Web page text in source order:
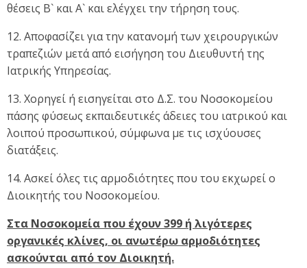
θέσεις Β` και Α` και ελέγχει την τήρηση τους.
12. Αποφασίζει για την κατανομή των χειρουργικών
τραπεζιών μετά από εισήγηση του Διευθυντή της
Ιατρικής Υπηρεσίας.
13. Χορηγεί ή εισηγείται στο Δ.Σ. του Νοσοκομείου
πάσης φύσεως εκπαιδευτικές άδειες του ιατρικού και
λοιπού προσωπικού, σύμφωνα με τις ισχύουσες
διατάξεις.
14. Ασκεί όλες τις αρμοδιότητες που του εκχωρεί ο
Διοικητής του Νοσοκομείου.
Στα Νοσοκομεία που έχουν 399 ή λιγότερες
οργανικές κλίνες, οι ανωτέρω αρμοδιότητες
ασκούνται από τον Διοικητή.